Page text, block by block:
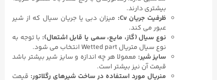
بیشتری دارند.
ظرفیت جریان Cv:
میزان دبی یا جریان سیال که از شیر
عبور می کند.
نوع سیال (گاز، مایع، سمی یا قابل اشتعال): با توجه به
نوع سیال متریال Wetted part انتخاب می شود.
سایز شیر: معمولا هر چه اندازه و سایز شیر بیشتر باشد
قیمت آن نیز بیشتر است.
منریال مورد استفاده در ساخت شیرهای رگلاتور: قیمت